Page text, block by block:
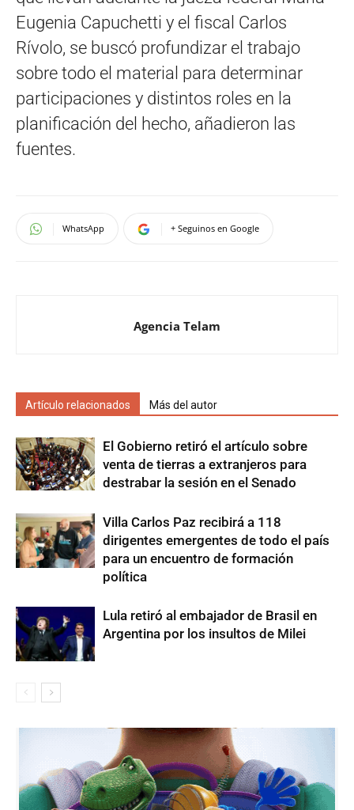
Eugenia Capuchetti y el fiscal Carlos
Rívolo, se buscó profundizar el trabajo
sobre todo el material para determinar
participaciones y distintos roles en la
planificación del hecho, añadieron las
fuentes.
WhatsApp + Seguinos en Google
Agencia Telam
Artículo relacionados Más del autor
El Gobierno retiró el artículo sobre
venta de tierras a extranjeros para
destrabar la sesión en el Senado
Villa Carlos Paz recibirá a 118
dirigentes emergentes de todo el país
para un encuentro de formación
política
Lula retiró al embajador de Brasil en
Argentina por los insultos de Milei